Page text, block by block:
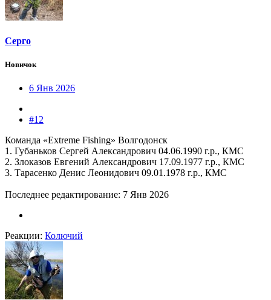
Серго
Новичок
6 Янв 2026
#12
Команда «Extreme Fishing» Волгодонск
1. Губаньков Сергей Александрович 04.06.1990 г.р., КМС
2. ⁠Злоказов Евгений Александрович 17.09.1977 г.р., КМС
3. ⁠Тарасенко Денис Леонидович 09.01.1978 г.р., КМС
Последнее редактирование: 7 Янв 2026
Реакции: Колючий